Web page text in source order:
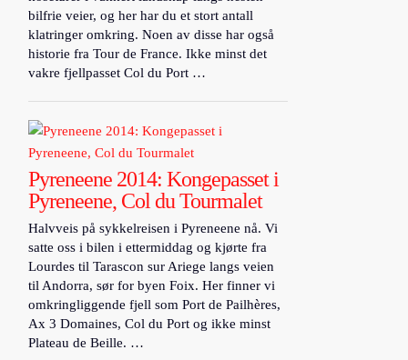
bilfrie veier, og her har du et stort antall
klatringer omkring. Noen av disse har også
historie fra Tour de France. Ikke minst det
vakre fjellpasset Col du Port …
Pyreneene 2014: Kongepasset i
Pyreneene, Col du Tourmalet
Halvveis på sykkelreisen i Pyreneene nå. Vi
satte oss i bilen i ettermiddag og kjørte fra
Lourdes til Tarascon sur Ariege langs veien
til Andorra, sør for byen Foix. Her finner vi
omkringliggende fjell som Port de Pailhères,
Ax 3 Domaines, Col du Port og ikke minst
Plateau de Beille. …